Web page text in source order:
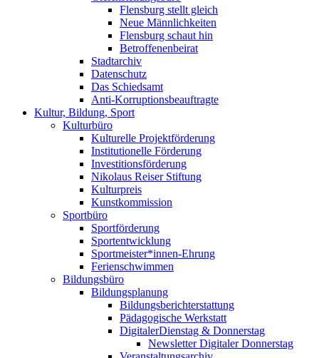
Flensburg stellt gleich
Neue Männlichkeiten
Flensburg schaut hin
Betroffenenbeirat
Stadtarchiv
Datenschutz
Das Schiedsamt
Anti-Korruptionsbeauftragte
Kultur, Bildung, Sport
Kulturbüro
Kulturelle Projektförderung
Institutionelle Förderung
Investitionsförderung
Nikolaus Reiser Stiftung
Kulturpreis
Kunstkommission
Sportbüro
Sportförderung
Sportentwicklung
Sportmeister*innen-Ehrung
Ferienschwimmen
Bildungsbüro
Bildungsplanung
Bildungsberichterstattung
Pädagogische Werkstatt
DigitalerDienstag & Donnerstag
Newsletter Digitaler Donnerstag